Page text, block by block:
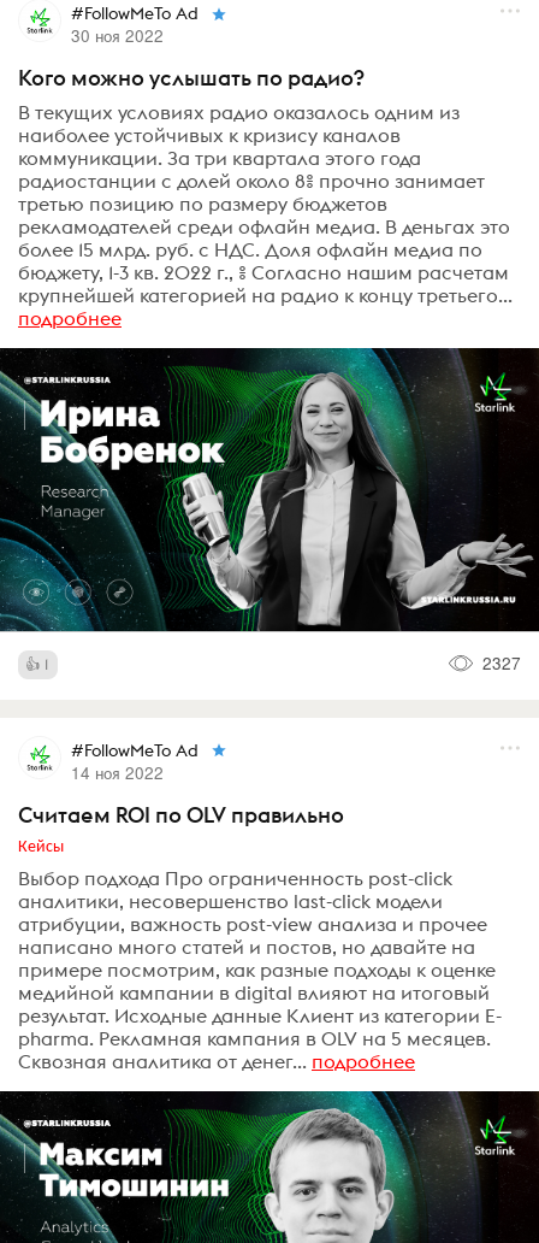
#FollowMeTo Ad
30 ноя 2022
Кого можно услышать по радио?
В текущих условиях радио оказалось одним из
наиболее устойчивых к кризису каналов
коммуникации. За три квартала этого года
радиостанции с долей около 8% прочно занимает
третью позицию по размеру бюджетов
рекламодателей среди офлайн медиа. В деньгах это
более 15 млрд. руб. с НДС. Доля офлайн медиа по
бюджету, 1-3 кв. 2022 г., % Согласно нашим расчетам
крупнейшей категорией на радио к концу третьего...
подробнее
1 2327
#FollowMeTo Ad
14 ноя 2022
Считаем ROI по OLV правильно
Кейсы
Выбор подхода Про ограниченность post-click
аналитики, несовершенство last-click модели
атрибуции, важность post-view анализа и прочее
написано много статей и постов, но давайте на
примере посмотрим, как разные подходы к оценке
медийной кампании в digital влияют на итоговый
результат. Исходные данные Клиент из категории E-
pharma. Рекламная кампания в OLV на 5 месяцев.
Сквозная аналитика от денег... подробнее